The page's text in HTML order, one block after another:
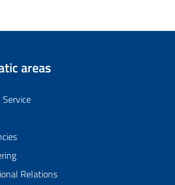
areas
Relations